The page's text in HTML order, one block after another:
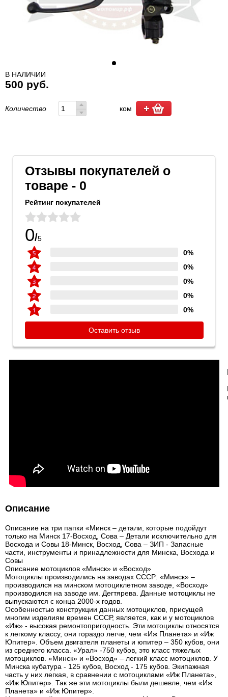
В НАЛИЧИИ
500 руб.
Количество ком
Отзывы покупателей о
товаре - 0
Рейтинг покупателей
0/5
0%
0%
0%
0%
0%
Оставить отзыв
Описание
Описание на три папки «Минск – детали, которые подойдут
только на Минск 17-Восход, Сова – Детали исключительно для
Восхода и Совы 18-Минск, Восход, Сова – ЗИП - Запасные
части, инструменты и принадлежности для Минска, Восхода и
Совы
Описание мотоциклов «Минск» и «Восход»
Мотоциклы производились на заводах СССР: «Минск» –
производился на минском мотоциклетном заводе, «Восход»
производился на заводе им. Дегтярева. Данные мотоциклы не
выпускаются с конца 2000-х годов.
Особенностью конструкции данных мотоциклов, присущей
многим изделиям времен СССР, является, как и у мотоциклов
«Иж» - высокая ремонтопригодность. Эти мотоциклы относятся
к легкому классу, они гораздо легче, чем «Иж Планета» и «Иж
Юпитер». Объем двигателя планеты и юпитер – 350 кубов, они
из среднего класса. «Урал» -750 кубов, это класс тяжелых
мотоциклов. «Минск» и «Восход» – легкий класс мотоциклов. У
Минска кубатура - 125 кубов, Восход - 175 кубов. Экипажная
часть у них легкая, в сравнении с мотоциклами «Иж Планета»,
«Иж Юпитер». Так же эти мотоциклы были дешевле, чем «Иж
Планета» и «Иж Юпитер».